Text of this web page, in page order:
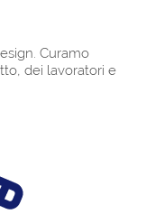
Curamo
dei lavoratori e